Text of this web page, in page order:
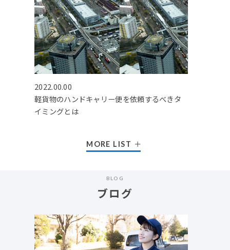
2022.00.00
軽貨物のハンドキャリー便を依頼するべきタ
イミングとは
MORE LIST
BLOG
ブログ